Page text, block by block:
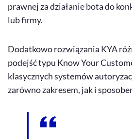
prawnej za działanie bota do
lub firmy.
Dodatkowo rozwiązania KYA
podejść typu KnowYour
klasycznych systemów
zarówno zakresem, jak i